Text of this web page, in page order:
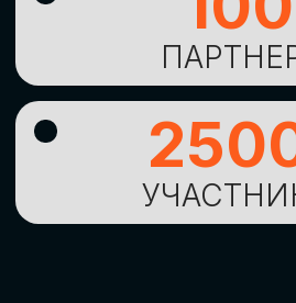
ОСТАВИТЬ
ЗАЯВКУ
Оставьте заявку, наши менеджеры